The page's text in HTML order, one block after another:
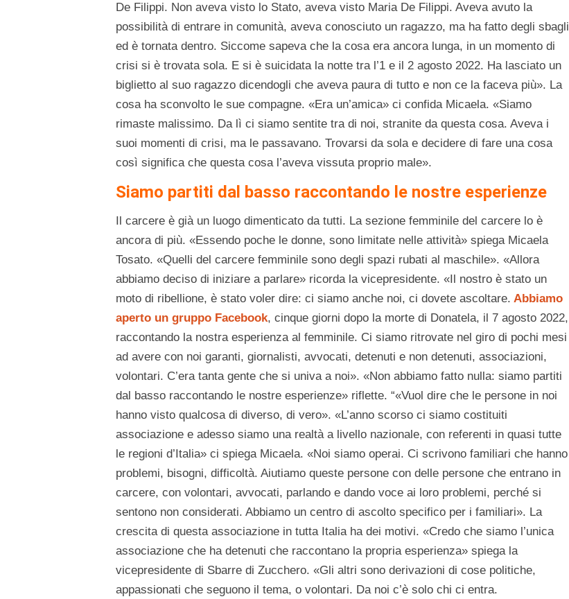
De Filippi. Non aveva visto lo Stato, aveva visto Maria De Filippi. Aveva avuto la
possibilità di entrare in comunità, aveva conosciuto un ragazzo, ma ha fatto degli sbagli
ed è tornata dentro. Siccome sapeva che la cosa era ancora lunga, in un momento di
crisi si è trovata sola. E si è suicidata la notte tra l’1 e il 2 agosto 2022. Ha lasciato un
biglietto al suo ragazzo dicendogli che aveva paura di tutto e non ce la faceva più». La
cosa ha sconvolto le sue compagne. «Era un’amica» ci confida Micaela. «Siamo
rimaste malissimo. Da lì ci siamo sentite tra di noi, stranite da questa cosa. Aveva i
suoi momenti di crisi, ma le passavano. Trovarsi da sola e decidere di fare una cosa
così significa che questa cosa l’aveva vissuta proprio male».
Siamo partiti dal basso raccontando le nostre esperienze
Il carcere è già un luogo dimenticato da tutti. La sezione femminile del carcere lo è
ancora di più. «Essendo poche le donne, sono limitate nelle attività» spiega Micaela
Tosato. «Quelli del carcere femminile sono degli spazi rubati al maschile». «Allora
abbiamo deciso di iniziare a parlare» ricorda la vicepresidente. «Il nostro è stato un
moto di ribellione, è stato voler dire: ci siamo anche noi, ci dovete ascoltare. Abbiamo
aperto un gruppo Facebook, cinque giorni dopo la morte di Donatela, il 7 agosto 2022,
raccontando la nostra esperienza al femminile. Ci siamo ritrovate nel giro di pochi mesi
ad avere con noi garanti, giornalisti, avvocati, detenuti e non detenuti, associazioni,
volontari. C’era tanta gente che si univa a noi». «Non abbiamo fatto nulla: siamo partiti
dal basso raccontando le nostre esperienze» riflette. “«Vuol dire che le persone in noi
hanno visto qualcosa di diverso, di vero». «L’anno scorso ci siamo costituiti
associazione e adesso siamo una realtà a livello nazionale, con referenti in quasi tutte
le regioni d’Italia» ci spiega Micaela. «Noi siamo operai. Ci scrivono familiari che hanno
problemi, bisogni, difficoltà. Aiutiamo queste persone con delle persone che entrano in
carcere, con volontari, avvocati, parlando e dando voce ai loro problemi, perché si
sentono non considerati. Abbiamo un centro di ascolto specifico per i familiari». La
crescita di questa associazione in tutta Italia ha dei motivi. «Credo che siamo l’unica
associazione che ha detenuti che raccontano la propria esperienza» spiega la
vicepresidente di Sbarre di Zucchero. «Gli altri sono derivazioni di cose politiche,
appassionati che seguono il tema, o volontari. Da noi c’è solo chi ci entra.